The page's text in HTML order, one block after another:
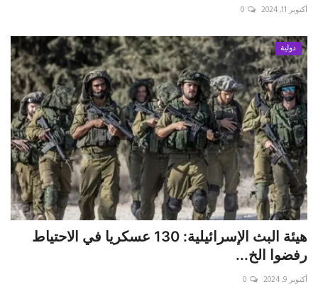
أكتوبر 11, 2024 0
دولية
هيئة البث الإسرائيلية: 130 عسكريا في الاحتياط
رفضوا الخ...
أكتوبر 9, 2024 0